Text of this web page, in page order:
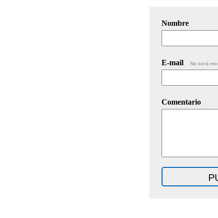
Nombre
E-mail No será
Comentario